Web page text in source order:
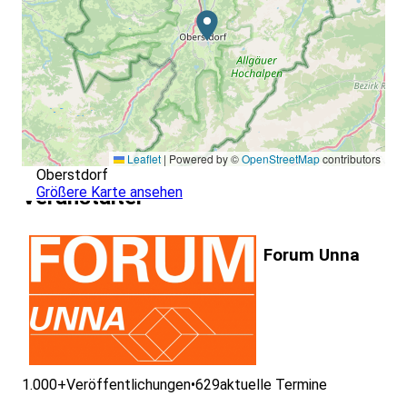
Leaflet | Powered by ©OpenStreetMapcontributors
Oberstdorf
Größere Karte ansehen
Veranstalter
Forum Unna
1.000+Veröffentlichungen•629aktuelle Termine